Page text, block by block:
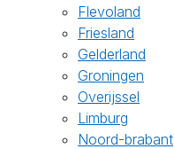
Flevoland
Friesland
Gelderland
Groningen
Overijssel
Limburg
Noord-brabant